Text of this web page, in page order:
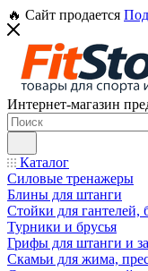
🔥 Сайт продается
Интернет-магазин
Каталог
Силовые тренажеры
Блины для штанги
Стойки для гантелей,
Турники и брусья
Грифы для штанги и
Скамьи для жима,